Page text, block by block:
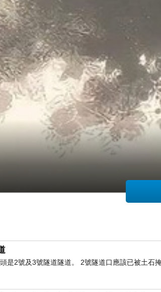
是2號及3號隧道隧道。 2號隧道口應該已被土